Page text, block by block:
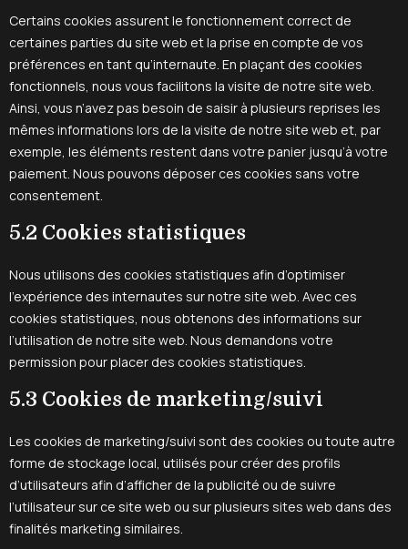
Certains cookies assurent le fonctionnement correct de
certaines parties du site web et la prise en compte de vos
préférences en tant qu’internaute. En plaçant des cookies
fonctionnels, nous vous facilitons la visite de notre site web.
Ainsi, vous n’avez pas besoin de saisir à plusieurs reprises les
mêmes informations lors de la visite de notre site web et, par
exemple, les éléments restent dans votre panier jusqu’à votre
paiement. Nous pouvons déposer ces cookies sans votre
consentement.
5.2 Cookies statistiques
Nous utilisons des cookies statistiques afin d’optimiser
l’expérience des internautes sur notre site web. Avec ces
cookies statistiques, nous obtenons des informations sur
l’utilisation de notre site web. Nous demandons votre
permission pour placer des cookies statistiques.
5.3 Cookies de marketing/suivi
Les cookies de marketing/suivi sont des cookies ou toute autre
forme de stockage local, utilisés pour créer des profils
d’utilisateurs afin d’afficher de la publicité ou de suivre
l’utilisateur sur ce site web ou sur plusieurs sites web dans des
finalités marketing similaires.